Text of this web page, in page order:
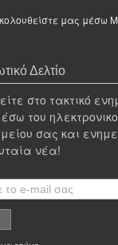
μας μέσω
Δελτίο
στο τακτικό
του
σας και
νέα!